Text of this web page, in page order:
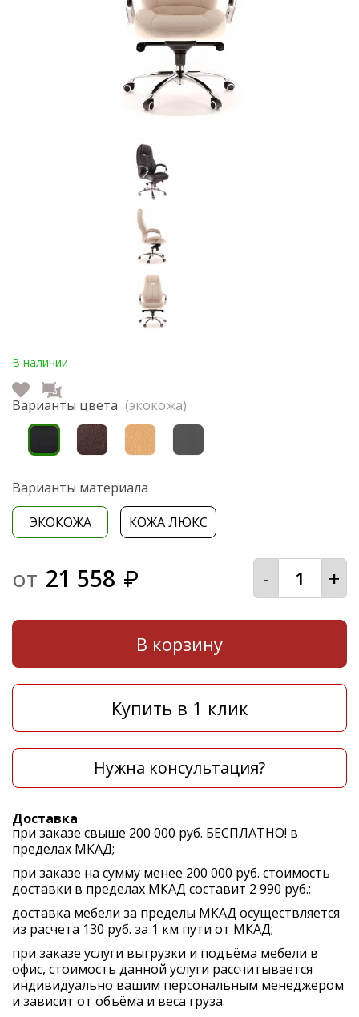
В наличии
Варианты цвета (экокожа)
Варианты материала
ЭКОКОЖА
КОЖА ЛЮКС
от 21 558 ₽ - +
В корзину
Купить в 1 клик
Нужна консультация?
Доставка
при заказе свыше 200 000 руб. БЕСПЛАТНО! в
пределах МКАД;
при заказе на сумму менее 200 000 руб. стоимость
доставки в пределах МКАД составит 2 990 руб.;
доставка мебели за пределы МКАД осуществляется
из расчета 130 руб. за 1 км пути от МКАД;
при заказе услуги выгрузки и подъёма мебели в
офис, стоимость данной услуги рассчитывается
индивидуально вашим персональным менеджером
и зависит от объёма и веса груза.